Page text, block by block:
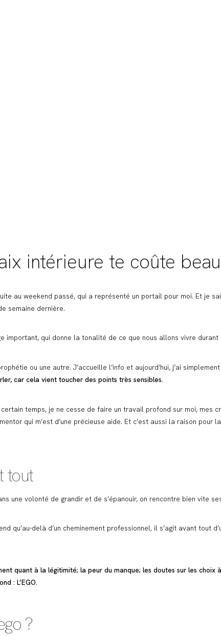
intérieure te coûte
au weekend passé, qui a représenté un portail pour moi. Et je
semaine dernière.
important, qui donne la tonalité de ce que nous allons vivre
ou une autre. J’accueille l’info et aujourd’hui, j’ai
car cela vient toucher des points très sensibles.
temps, je ne cesse de faire un travail profond sur moi, mes
qui m’est d’une précieuse aide. Et c’est aussi la raison pour
tout
une volonté de grandir et de s’épanouir, on rencontre bien vite
qu’au-delà d’un cheminement professionnel, il s’agit avant tout
quant à la légitimité; la peur du manque; les doutes sur les choix
: L’EGO.
?